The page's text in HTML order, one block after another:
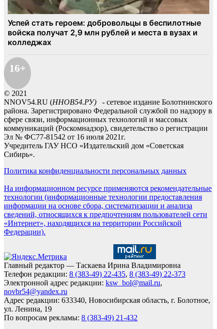
16+
© 2021
NNOV54.RU (ННОВ54.РУ) - сетевое издание Болотнинского
района. Зарегистрировано Федеральной службой по надзору в
сфере связи, информационных технологий и массовых
коммуникаций (Роскомнадзор), свидетельство о регистрации
Эл № ФС77-81542 от 16 июля 2021г.
Учредитель ГАУ НСО «Издательский дом «Советская
Сибирь».
Политика конфиденциальности персональных данных
На информационном ресурсе применяются рекомендательные
технологии (информационные технологии предоставления
информации на основе сбора, систематизации и анализа
сведений, относящихся к предпочтениям пользователей сети
«Интернет», находящихся на территории Российской
Федерации).
Главный редактор — Таскаева Ирина Владимировна
Телефон редакции: 8 (383-49) 22-435, 8 (383-49) 22-373
Электронной адрес редакции: ksw_bol@mail.ru,
novbr54@yandex.ru
Адрес редакции: 633340, Новосибирская область, г. Болотное,
ул. Ленина, 19
По вопросам рекламы: 8 (383-49) 21-432